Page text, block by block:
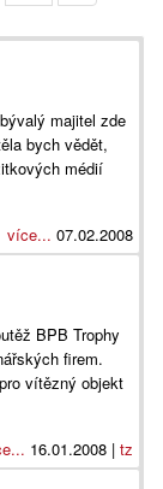
majitel zde
bych vědět,
médií
více... 07.02.2008
BPB Trophy
firem.
vítězný objekt
16.01.2008 | tz